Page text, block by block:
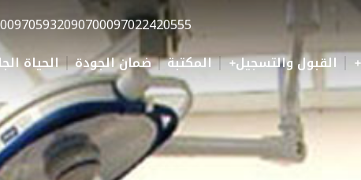
0097022420555
00970593209070
القبول والتسجيل المكتبة ضمان الجودة الحياة